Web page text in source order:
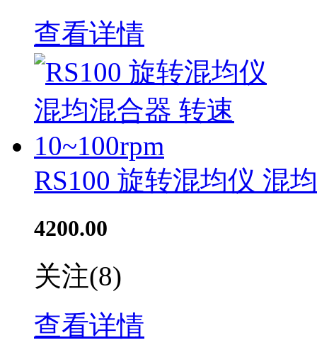
查看详情
RS100 旋转混均仪 混
4200.00
关注(8)
查看详情